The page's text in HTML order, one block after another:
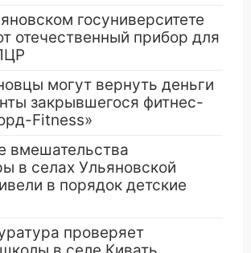
госуниверситете
отечественный прибор для
могут вернуть деньги
закрывшегося фитнес-
Fitness»
вмешательства
в селах Ульяновской
в порядок детские
проверяет